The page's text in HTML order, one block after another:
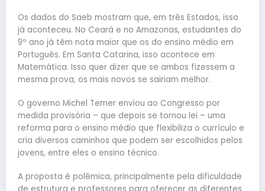
Os dados do Saeb mostram que, em três Estados, isso
já aconteceu. No Ceará e no Amazonas, estudantes do
9º ano já têm nota maior que os do ensino médio em
Português. Em Santa Catarina, isso acontece em
Matemática. Isso quer dizer que se ambos fizessem a
mesma prova, os mais novos se sairiam melhor.
O governo Michel Temer enviou ao Congresso por
medida provisória – que depois se tornou lei – uma
reforma para o ensino médio que flexibiliza o currículo e
cria diversos caminhos que podem ser escolhidos pelos
jovens, entre eles o ensino técnico.
A proposta é polêmica, principalmente pela dificuldade